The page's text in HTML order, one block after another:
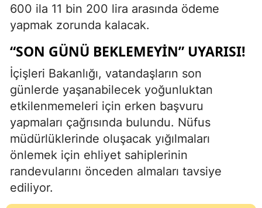
600 ila 11 bin 200 lira arasında ödeme
yapmak zorunda kalacak.
“SON GÜNÜ BEKLEMEYİN” UYARISI!
İçişleri Bakanlığı, vatandaşların son
günlerde yaşanabilecek yoğunluktan
etkilenmemeleri için erken başvuru
yapmaları çağrısında bulundu. Nüfus
müdürlüklerinde oluşacak yığılmaları
önlemek için ehliyet sahiplerinin
randevularını önceden almaları tavsiye
ediliyor.